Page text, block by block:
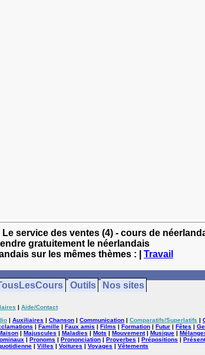
service des ventes (4) - cours de
gratuitement le néerlandais
sur les mêmes thèmes : | Travail
Outils Nos sites
| Aide/Contact
| Auxiliaires | Chanson | Communication | Comparatifs/Superlatifs |
| Famille | Faux amis | Films | Formation | Futur | Fêtes |
| Majuscules | Maladies | Mots | Mouvement| Musique |
| Pronoms | Prononciation | Proverbes | Prépositions | Présent
| Villes | Voitures | Voyages | Vêtements